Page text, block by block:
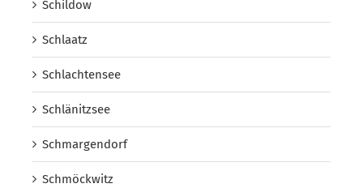
Schildow
Schlaatz
Schlachtensee
Schlänitzsee
Schmargendorf
Schmöckwitz